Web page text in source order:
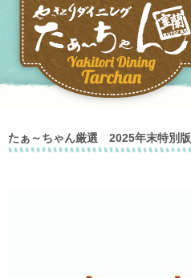
たぁ～ちゃん厳選 2025年末特別版